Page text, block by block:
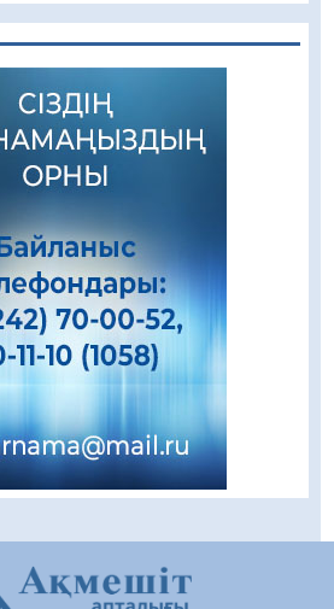
76 0
жасанды интеллект
өтті
лигасының іріктеуінде
заманауи панно» атты
дамыту аясында
орталықтың жобасы
Қызылорда
басшысы